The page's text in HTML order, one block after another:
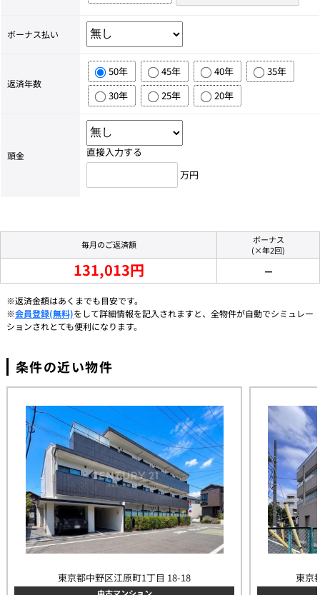
ボーナス払い
返済年数
50年 45年 40年
35年
30年
25年 20年
頭金
直接入力する
万円
毎月のご返済額
ボーナス
(×年2回)
131,013円 －
※返済金額はあくまでも目安です。
※会員登録(無料)をして詳細情報を記入されますと、全物件が自動でシミュレー
ションされとても便利になります。
条件の近い物件
東京都中野区江原町1丁目 18-18 東京